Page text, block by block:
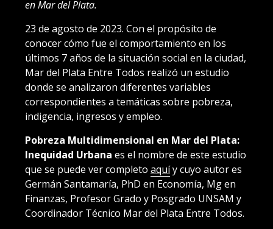
en Mar del Plata.
23 de agosto de 2023. Con el propósito de
conocer cómo fue el comportamiento en los
últimos 7 años de la situación social en la ciudad,
Mar del Plata Entre Todos realizó un estudio
donde se analizaron diferentes variables
correspondientes a temáticas sobre pobreza,
indigencia, ingresos y empleo.
Pobreza Multidimensional en Mar del Plata:
Inequidad Urbana es el nombre de este estudio
que se puede ver completo aquíy cuyo autor es
Germán Santamaría, PhD en Economía, Mg en
Finanzas, Profesor Grado y Posgrado UNSAM y
Coordinador Técnico Mar del Plata Entre Todos.